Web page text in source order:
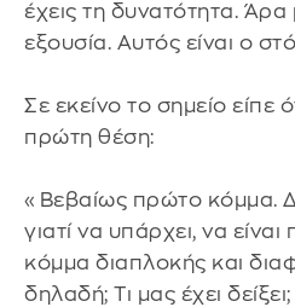
έχεις τη δυνατότητα. Άρα
εξουσία. Αυτός είναι ο
Σε εκείνο το σημείο είπε
πρώτη θέση:
«Βεβαίως πρώτο κόμμα.
γιατί να υπάρχει, να
κόμμα διαπλοκής και
δηλαδή; Τι μας έχει